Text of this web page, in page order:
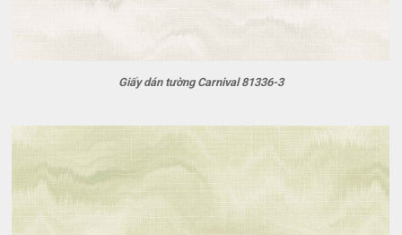
Giấy dán tường Carnival 81336-3